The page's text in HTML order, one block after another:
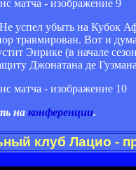
успел убыть на Кубок
травмирован. Вот и
Энрике (в начале
Джонатана де
на конференции.
клуб Лацио -